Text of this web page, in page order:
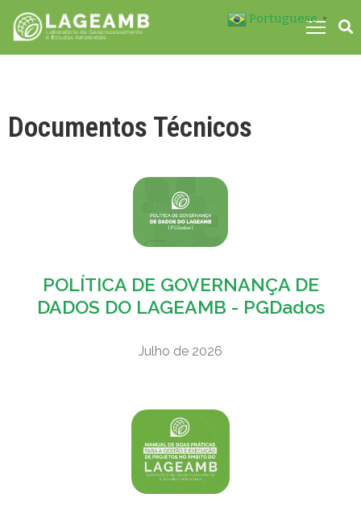
Documentos Técnicos
POLÍTICA DE GOVERNANÇA DE
DADOS DO LAGEAMB - PGDados
Julho de 2026
Portuguese ▼